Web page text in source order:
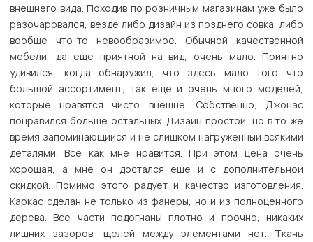
внешнего вида. Походив по розничным магазинам уже было
разочаровался, везде либо дизайн из позднего совка, либо
вообще что-то невообразимое. Обычной качественной
мебели, да еще приятной на вид, очень мало. Приятно
удивился, когда обнаружил, что здесь мало того что
большой ассортимент, так еще и очень много моделей,
которые нравятся чисто внешне. Собственно, Джонас
понравился больше остальных. Дизайн простой, но в то же
время запоминающийся и не слишком нагруженный всякими
деталями. Все как мне нравится. При этом цена очень
хорошая, а мне он достался еще и с дополнительной
скидкой. Помимо этого радует и качество изготовления.
Каркас сделан не только из фанеры, но и из полноценного
дерева. Все части подогнаны плотно и прочно, никаких
лишних зазоров, щелей между элементами нет. Ткань